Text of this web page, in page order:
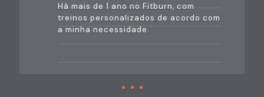
Há mais de 1 ano no Fitburn, com
treinos personalizados de acordo com
a minha necessidade.